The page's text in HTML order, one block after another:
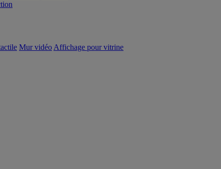
Mur vidéo Affichage pour vitrine